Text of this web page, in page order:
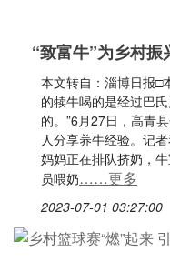
“致富牛”为乡村振
本文转自：淄博日报□
的犊牛喝的是经过巴
的。”6月27日，高青
人分享养牛经验。记
妈妈正在排队挤奶，
员喂奶……更多
2023-07-01 03:27:00